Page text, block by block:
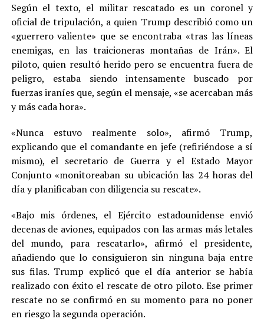
Según el texto, el militar rescatado es un coronel y
oficial de tripulación, a quien Trump describió como un
«guerrero valiente» que se encontraba «tras las líneas
enemigas, en las traicioneras montañas de Irán». El
piloto, quien resultó herido pero se encuentra fuera de
peligro, estaba siendo intensamente buscado por
fuerzas iraníes que, según el mensaje, «se acercaban más
y más cada hora».
«Nunca estuvo realmente solo», afirmó Trump,
explicando que el comandante en jefe (refiriéndose a sí
mismo), el secretario de Guerra y el Estado Mayor
Conjunto «monitoreaban su ubicación las 24 horas del
día y planificaban con diligencia su rescate».
«Bajo mis órdenes, el Ejército estadounidense envió
decenas de aviones, equipados con las armas más letales
del mundo, para rescatarlo», afirmó el presidente,
añadiendo que lo consiguieron sin ninguna baja entre
sus filas. Trump explicó que el día anterior se había
realizado con éxito el rescate de otro piloto. Ese primer
rescate no se confirmó en su momento para no poner
en riesgo la segunda operación.